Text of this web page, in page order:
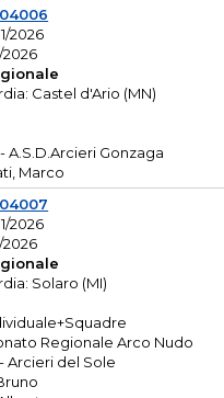
2026
2026
Castel d'Ario (MN)
- A.S.D.Arcieri Gonzaga
Marco
2026
2026
Solaro (MI)
Regionale Arco Nudo
- Arcieri del Sole